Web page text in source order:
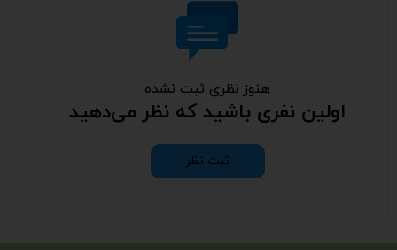
هنوز نظری ثبت نشده
اولین نفری باشید که نظر می‌دهید
ثبت نظر